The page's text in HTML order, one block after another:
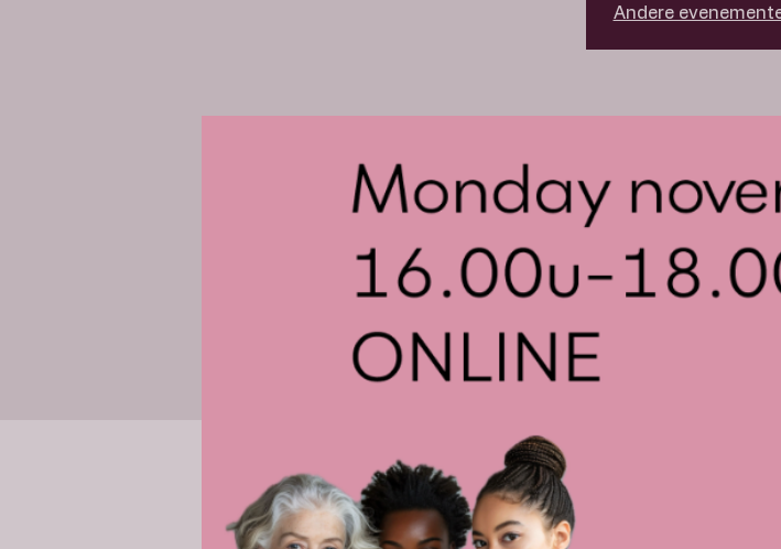
Andere